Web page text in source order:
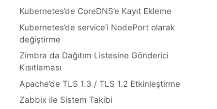
Kubernetes’de CoreDNS’e Kayıt Ekleme
Kubernetes’de service’i NodePort olarak
değiştirme
Zimbra da Dağıtım Listesine Gönderici
Kısıtlaması
Apache’de TLS 1.3 / TLS 1.2 Etkinleştirme
Zabbix ile Sistem Takibi